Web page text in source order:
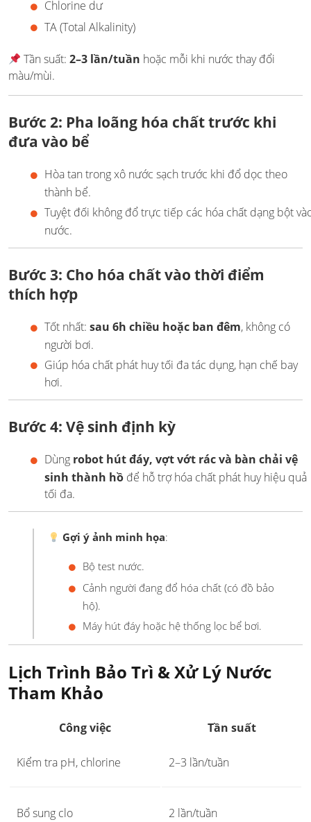
Chlorine dư
TA (Total Alkalinity)
Tần suất:2–3 lần/tuần hoặc mỗi khi nước thay đổi
màu/mùi.
Bước 2: Pha loãng hóa chất trước khi
đưa vào bể
Hòa tan trong xô nước sạch trước khi đổ dọc theo
thành bể.
Tuyệt đối không đổ trực tiếp các hóa chất dạng bột
nước.
Bước 3: Cho hóa chất vào thời điểm
thích hợp
Tốt nhất: sau 6h chiều hoặc ban đêm, không có
người bơi.
Giúp hóa chất phát huy tối đa tác dụng, hạn chế bay
hơi.
Bước 4: Vệ sinh định kỳ
Dùng robot hút đáy, vợt vớt rác và bàn chải vệ
sinh thành hồ để hỗ trợ hóa chất phát huy hiệu quả
tối đa.
Gợi ý ảnh minh họa:
Bộ test nước.
Cảnh người đang đổ hóa chất (có đồ bảo
hộ).
Máy hút đáy hoặc hệ thống lọc bể bơi.
Lịch Trình Bảo Trì & Xử Lý Nước
Tham Khảo
Công việc Tần suất
Kiểm tra pH, chlorine 2–3 lần/tuần
Bổ sung clo 2 lần/tuần